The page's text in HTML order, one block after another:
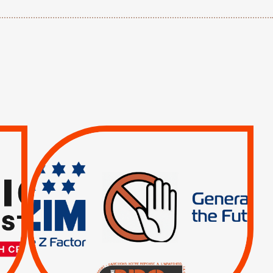
INTERNATIONAL ?
TRUMP, MACRON :
MÊME COMBAT
| Actus |
| Boycott militaire |